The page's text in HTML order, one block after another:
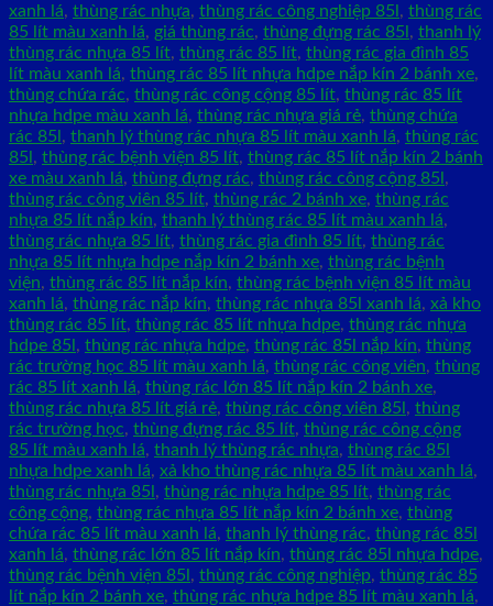
xanh lá, thùng rác nhựa, thùng rác công nghiệp 85l , thùng rác
85 lít màu xanh lá, giá thùng rác, thùng đựng rác 85l , thanh lý
thùng rác nhựa 85 lít, thùng rác 85 lít, thùng rác gia đình 85
lít màu xanh lá, thùng rác 85 lít nhựa hdpe nắp kín 2 bánh xe,
thùng chứa rác, thùng rác công cộng 85 lít, thùng rác 85 lít
nhựa hdpe màu xanh lá, thùng rác nhựa giá rẻ, thùng chứa
rác 85l , thanh lý thùng rác nhựa 85 lít màu xanh lá, thùng rác
85l , thùng rác bệnh viện 85 lít, thùng rác 85 lít nắp kín 2 bánh
xe màu xanh lá, thùng đựng rác, thùng rác công cộng 85l ,
thùng rác công viên 85 lít, thùng rác 2 bánh xe, thùng rác
nhựa 85 lít nắp kín, thanh lý thùng rác 85 lít màu xanh lá,
thùng rác nhựa 85 lít, thùng rác gia đình 85 lít, thùng rác
nhựa 85 lít nhựa hdpe nắp kín 2 bánh xe, thùng rác bệnh
viện, thùng rác 85 lít nắp kín, thùng rác bệnh viện 85 lít màu
xanh lá, thùng rác nắp kín, thùng rác nhựa 85l xanh lá, xả kho
thùng rác 85 lít, thùng rác 85 lít nhựa hdpe, thùng rác nhựa
hdpe 85l , thùng rác nhựa hdpe, thùng rác 85l nắp kín, thùng
rác trường học 85 lít màu xanh lá, thùng rác công viên, thùng
rác 85 lít xanh lá, thùng rác lớn 85 lít nắp kín 2 bánh xe,
thùng rác nhựa 85 lít giá rẻ, thùng rác công viên 85l , thùng
rác trường học, thùng đựng rác 85 lít, thùng rác công cộng
85 lít màu xanh lá, thanh lý thùng rác nhựa, thùng rác 85l
nhựa hdpe xanh lá, xả kho thùng rác nhựa 85 lít màu xanh lá,
thùng rác nhựa 85l , thùng rác nhựa hdpe 85 lít, thùng rác
công cộng, thùng rác nhựa 85 lít nắp kín 2 bánh xe, thùng
chứa rác 85 lít màu xanh lá, thanh lý thùng rác, thùng rác 85l
xanh lá, thùng rác lớn 85 lít nắp kín, thùng rác 85l nhựa hdpe,
thùng rác bệnh viện 85l , thùng rác công nghiệp, thùng rác 85
lít nắp kín 2 bánh xe, thùng rác nhựa hdpe 85 lít màu xanh lá,